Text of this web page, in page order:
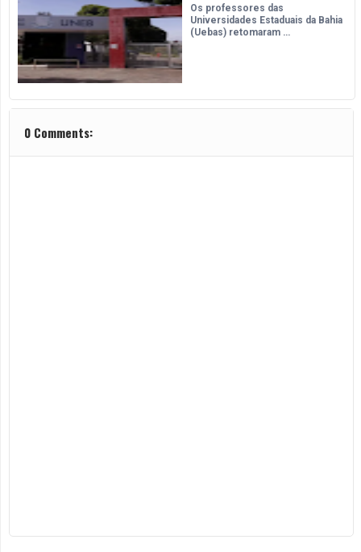
Os professores das
Universidades Estaduais da Bahia
(Uebas) retomaram …
0 Comments: